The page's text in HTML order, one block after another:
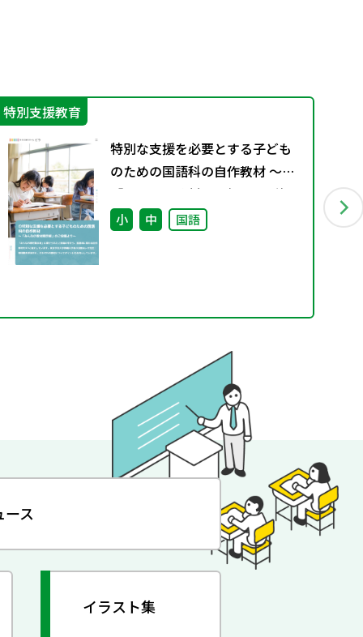
特別支援教育
特別な支援を必要とする子ども
のための国語科の自作教材 ～
「みんなの教材掲示板」のご投
稿より～
小 中 国語
ース
イラスト集